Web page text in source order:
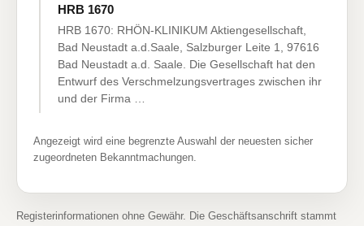
HRB 1670
HRB 1670: RHÖN-KLINIKUM Aktiengesellschaft,
Bad Neustadt a.d.Saale, Salzburger Leite 1, 97616
Bad Neustadt a.d. Saale. Die Gesellschaft hat den
Entwurf des Verschmelzungsvertrages zwischen ihr
und der Firma …
Angezeigt wird eine begrenzte Auswahl der neuesten sicher
zugeordneten Bekanntmachungen.
Registerinformationen ohne Gewähr. Die Geschäftsanschrift stammt